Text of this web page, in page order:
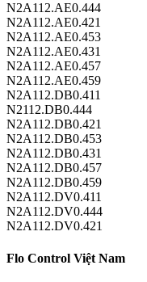
N2A112.AE0.444
N2A112.AE0.421
N2A112.AE0.453
N2A112.AE0.431
N2A112.AE0.457
N2A112.AE0.459
N2A112.DB0.411
N2112.DB0.444
N2A112.DB0.421
N2A112.DB0.453
N2A112.DB0.431
N2A112.DB0.457
N2A112.DB0.459
N2A112.DV0.411
N2A112.DV0.444
N2A112.DV0.421
Flo Control Việt Nam